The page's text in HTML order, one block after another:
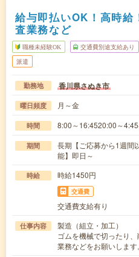
給与即払いOK！高時給
査業務など
職種未経験OK 交通費別途支給あり
派遣
勤務地 香川県さぬき市
曜日頻度 月～金
時間 8:00～16:4520:00～
期間
長期【ご応募から1週間
能】即日～
時給 時給1450円
交通費
交通費支給有り
仕事内容
製造（組立・加工）
ゴムを機械で切ったり
業務などをお願いしま